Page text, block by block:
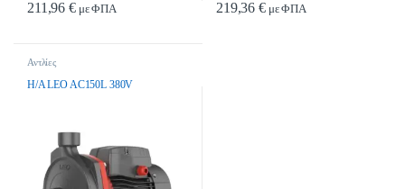
211,96€με ΦΠΑ 219,36€με ΦΠΑ
Αντλίες
H/A LEO AC150L 380V